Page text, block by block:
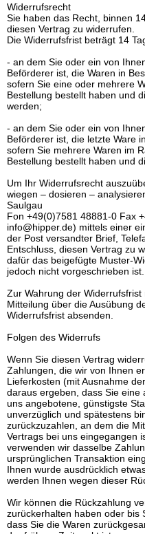
Widerrufsrecht
Sie haben das Recht, binnen
diesen Vertrag zu widerrufen.
Die Widerrufsfrist beträgt 14
- an dem Sie oder ein von
Beförderer ist, die Waren in
sofern Sie eine oder mehrere
Bestellung bestellt haben und
werden;
- an dem Sie oder ein von
Beförderer ist, die letzte Ware
sofern Sie mehrere Waren im
Bestellung bestellt haben und
Um Ihr Widerrufsrecht
wiegen – dosieren –
Saulgau
Fon +49(0)7581 48881-0 Fax
info@hipper.de) mittels einer
der Post versandter Brief,
Entschluss, diesen Vertrag zu
dafür das beigefügte Muster-
jedoch nicht vorgeschrieben ist.
Zur Wahrung der
Mitteilung über die Ausübung
Widerrufsfrist absenden.
Folgen des Widerrufs
Wenn Sie diesen Vertrag
Zahlungen, die wir von Ihnen
Lieferkosten (mit Ausnahme
daraus ergeben, dass Sie eine
uns angebotene, günstigste
unverzüglich und spätestens
zurückzuzahlen, an dem die
Vertrags bei uns eingegangen
verwenden wir dasselbe
ursprünglichen Transaktion
Ihnen wurde ausdrücklich
werden Ihnen wegen dieser
Wir können die Rückzahlung
zurückerhalten haben oder bis
dass Sie die Waren